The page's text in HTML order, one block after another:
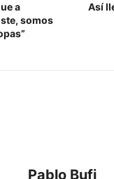
a
somos
Así
Pablo Bufi